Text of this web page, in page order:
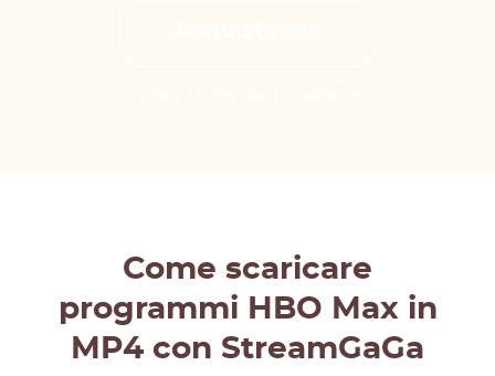
Come scaricare
programmi HBO Max in
MP4 con StreamGaGa